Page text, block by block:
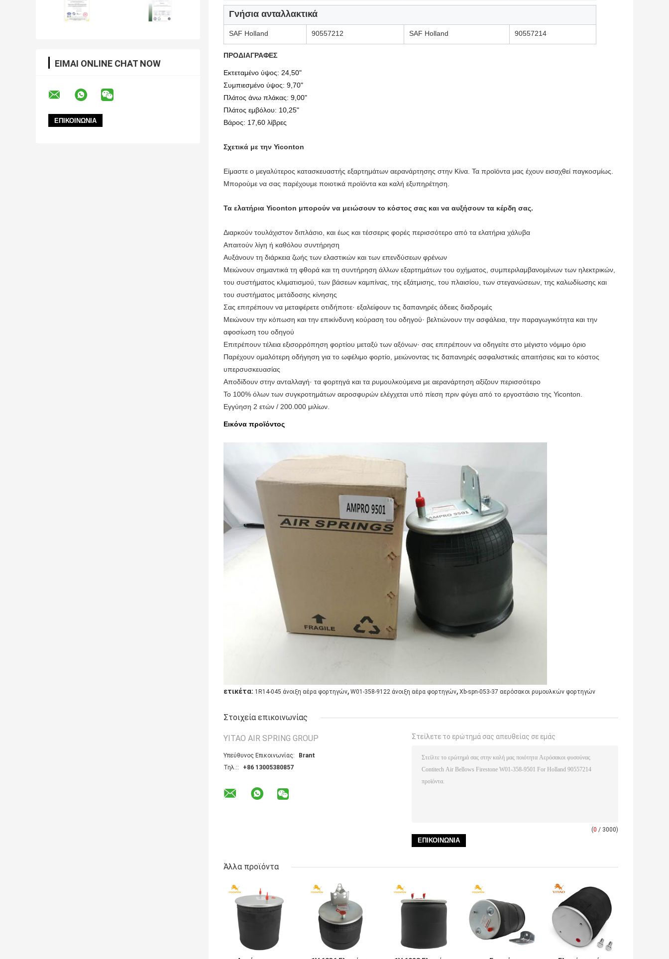
ΕΊΜΑΙ ONLINE CHAT NOW
Γνήσια ανταλλακτικά
SAF Holland 90557212 SAF Holland 90557214
ΠΡΟΔΙΑΓΡΑΦΕΣ
Εκτεταμένο ύψος: 24,50"
Συμπιεσμένο ύψος: 9,70"
Πλάτος άνω πλάκας: 9,00"
Πλάτος εμβόλου: 10,25"
Βάρος: 17,60 λίβρες
Σχετικά με την Yiconton
Είμαστε ο μεγαλύτερος κατασκευαστής εξαρτημάτων αερανάρτησης στην Κίνα. Τα προϊόντα μας έχουν εισαχθεί παγκοσμίως.
Μπορούμε να σας παρέχουμε ποιοτικά προϊόντα και καλή εξυπηρέτηση.
Τα ελατήρια Yiconton μπορούν να μειώσουν το κόστος σας και να αυξήσουν τα κέρδη σας.
Διαρκούν τουλάχιστον διπλάσιο, και έως και τέσσερις φορές περισσότερο από τα ελατήρια χάλυβα
Απαιτούν λίγη ή καθόλου συντήρηση
Αυξάνουν τη διάρκεια ζωής των ελαστικών και των επενδύσεων φρένων
Μειώνουν σημαντικά τη φθορά και τη συντήρηση άλλων εξαρτημάτων του οχήματος, συμπεριλαμβανομένων των ηλεκτρικών,
του συστήματος κλιματισμού, των βάσεων καμπίνας, της εξάτμισης, του πλαισίου, των στεγανώσεων, της καλωδίωσης και
του συστήματος μετάδοσης κίνησης
Σας επιτρέπουν να μεταφέρετε οτιδήποτε· εξαλείφουν τις δαπανηρές άδειες διαδρομές
Μειώνουν την κόπωση και την επικίνδυνη κούραση του οδηγού· βελτιώνουν την ασφάλεια, την παραγωγικότητα και την
αφοσίωση του οδηγού
Επιτρέπουν τέλεια εξισορρόπηση φορτίου μεταξύ των αξόνων· σας επιτρέπουν να οδηγείτε στο μέγιστο νόμιμο όριο
Παρέχουν ομαλότερη οδήγηση για το ωφέλιμο φορτίο, μειώνοντας τις δαπανηρές ασφαλιστικές απαιτήσεις και το κόστος
υπερσυσκευασίας
Αποδίδουν στην ανταλλαγή· τα φορτηγά και τα ρυμουλκούμενα με αερανάρτηση αξίζουν περισσότερο
Το 100% όλων των συγκροτημάτων αεροσφυρών ελέγχεται υπό πίεση πριν φύγει από το εργοστάσιο της Yiconton.
Εγγύηση 2 ετών / 200.000 μιλίων.
Εικόνα προϊόντος
ετικέτα: 1R14-045 άνοιξη αέρα φορτηγών, W01-358-9122 άνοιξη αέρα φορτηγών, Xb-spn-053-37 αερόσακοι ρυμουλκών φορτηγών
Στοιχεία επικοινωνίας
YITAO AIR SPRING GROUP
Υπεύθυνος Επικοινωνίας:
Brant
Τηλ.::
+86 13005380857
Στείλετε το ερώτημά σας απευθείας σε εμάς
(0 / 3000)
Άλλα προϊόντα